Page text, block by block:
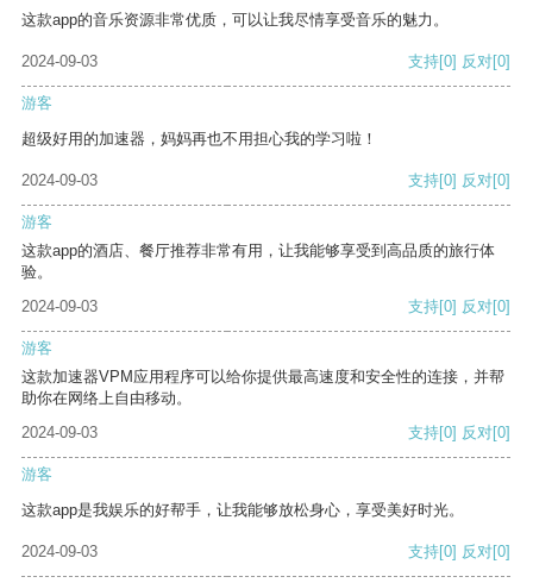
这款app的音乐资源非常优质，可以让我尽情享受音乐的魅力。
2024-09-03 支持[0] 反对[0]
游客
超级好用的加速器，妈妈再也不用担心我的学习啦！
2024-09-03 支持[0] 反对[0]
游客
这款app的酒店、餐厅推荐非常有用，让我能够享受到高品质的旅行体
验。
2024-09-03
支持[0] 反对[0]
游客
这款加速器VPM应用程序可以给你提供最高速度和安全性的连接，并帮
助你在网络上自由移动。
2024-09-03
支持[0] 反对[0]
游客
这款app是我娱乐的好帮手，让我能够放松身心，享受美好时光。
2024-09-03 支持[0] 反对[0]